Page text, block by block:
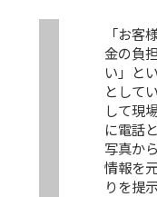
「お客
金の負
い」と
として
して現
に電話
写真か
情報を
りを提